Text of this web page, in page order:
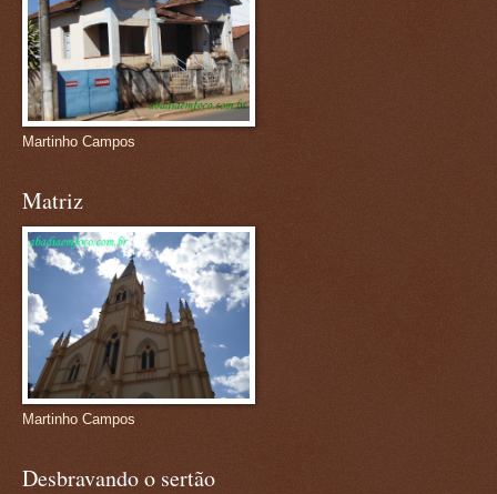
Martinho Campos
Matriz
Martinho Campos
Desbravando o sertão